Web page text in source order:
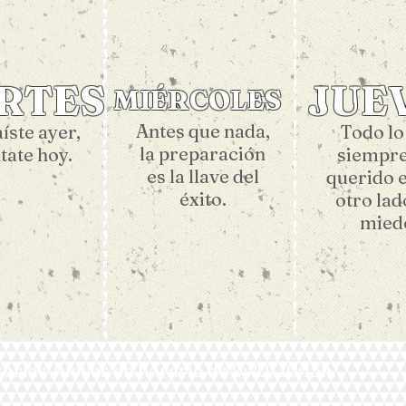
ayer,
hoy.
MIÉRCOLES
Antes que nada,
la preparación
es la llave del
éxito.
Todo
querido
otro